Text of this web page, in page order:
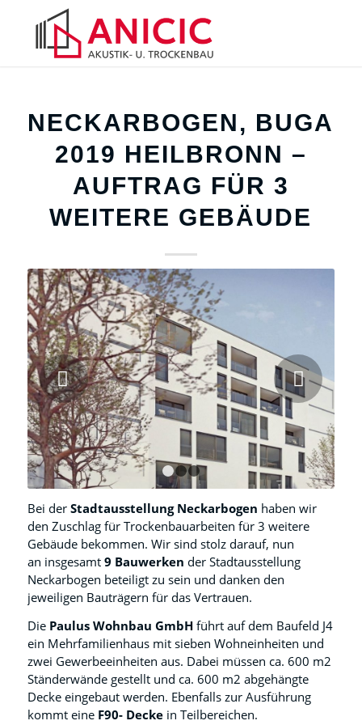
NECKARBOGEN, BUGA
2019 HEILBRONN –
AUFTRAG FÜR 3
WEITERE GEBÄUDE
Weiter
1 2 3
Bei der Stadtausstellung Neckarbogen haben wir
den Zuschlag für Trockenbauarbeiten für 3 weitere
Gebäude bekommen. Wir sind stolz darauf, nun
an insgesamt 9 Bauwerken der Stadtausstellung
Neckarbogen beteiligt zu sein und danken den
jeweiligen Bauträgern für das Vertrauen.
Die Paulus Wohnbau GmbHführt auf dem Baufeld J4
ein Mehrfamilienhaus mit sieben Wohneinheiten und
zwei Gewerbeeinheiten aus. Dabei müssen ca. 600 m2
Ständerwände gestellt und ca. 600 m2 abgehängte
Decke eingebaut werden. Ebenfalls zur Ausführung
kommt eine F90- Deckein Teilbereichen.